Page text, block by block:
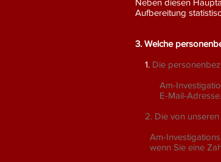
Neben diesen
Aufbereitung
3. Welche
1. Die
Am-
E-Mail-
2. Die von
Am-
wenn Sie eine